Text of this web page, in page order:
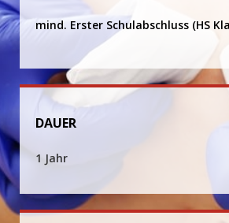
mind. Erster Schulabschluss (HS
DAUER
1 Jahr